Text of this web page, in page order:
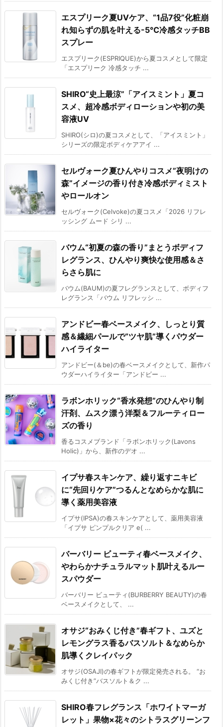
エスプリーク夏UVケア、“1品7役”化粧崩
れ知らずの肌を叶える-5℃冷感タッチBB
スプレー
エスプリーク(ESPRIQUE)から夏コスメとして限定
「エスプリーク 冷感タッチ ...
SHIRO“史上最涼”「アイスミント」夏コ
スメ、超冷感ボディローションや初の美
容液UV
SHIRO(シロ)の夏コスメとして、「アイスミント」
シリーズの限定ボディケアアイ ...
セルヴォーク夏ひんやりコスメ”夜明けの
森”イメージの香り付き冷感ボディミスト
やロールオン
セルヴォーク(Celvoke)の夏コスメ「2026 リフレ
ッシング ムード シリ ...
バウム“初夏の森の香り”まとうボディフ
レグランス、ひんやり爽快な使用感＆さ
らさら肌に
バウム(BAUM)の夏フレグランスとして、ボディフ
レグランス「バウム リフレッシ ...
アンドビー春ベースメイク、しっとり質
感＆繊細パールで“ツヤ肌”導くパウダー
ハイライター
アンドビー(＆be)の春ベースメイクとして、新作パ
ウダーハイライター「アンドビー ...
ラボンホリック“香水発想”のひんやり制
汗剤、ムスク漂う洋梨＆フルーティロー
ズの香り
香るコスメブランド「ラボンホリック(Lavons
Holic)」から、新作のデオ ...
イプサ春スキンケア、繰り返すニキビ
に“先回りケア”つるんとなめらかな肌に
導く薬用美容液
イプサ(IPSA)の春スキンケアとして、薬用美容液
「イプサ ピンプルクリア e( ...
バーバリー ビューティ春ベースメイク、
やわらかナチュラルマット肌叶えるルー
スパウダー
バーバリー ビューティ(BURBERRY BEAUTY)の春
ベースメイクとして、 ...
オサジ“おみくじ付き”春ギフト、ユズと
レモングラス香るバスソルト＆なめらか
肌導くクレイパック
オサジ(OSAJI)の春ギフトが限定発売される。 “お
みくじ付き”バスソルト＆ク ...
SHIRO春フレグランス「ホワイトマーガ
レット」果物×花々のシトラスグリーンフ